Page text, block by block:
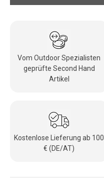
Vom Outdoor Spezialisten
geprüfte Second Hand
Artikel
Kostenlose Lieferung ab 100
€ (DE/AT)